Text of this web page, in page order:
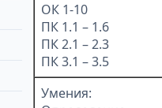
ОК 1-10
ПК 1.1 – 1.6
ПК 2.1 – 2.3
ПК 3.1 – 3.5
Умения: